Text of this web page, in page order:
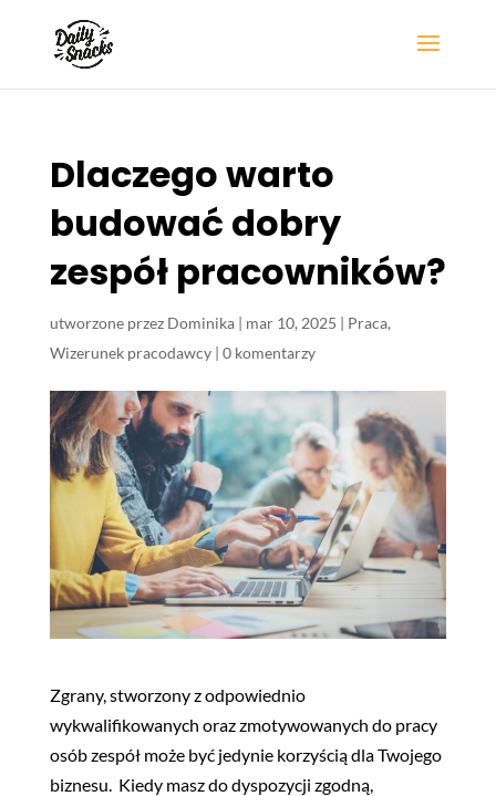
Dlaczego warto
budować dobry
zespół pracowników?
utworzone przez Dominika| mar 10, 2025 | Praca,
Wizerunek pracodawcy| 0 komentarzy
Zgrany, stworzony z odpowiednio
wykwalifikowanych oraz zmotywowanych do pracy
osób zespół może być jedynie korzyścią dla Twojego
biznesu. Kiedy masz do dyspozycji zgodną,